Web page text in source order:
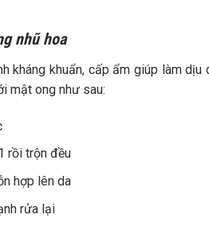
nhũ hoa
kháng khuẩn, cấp ẩm giúp làm
mật ong như sau:
rồi trộn đều
hợp lên da
rửa lại